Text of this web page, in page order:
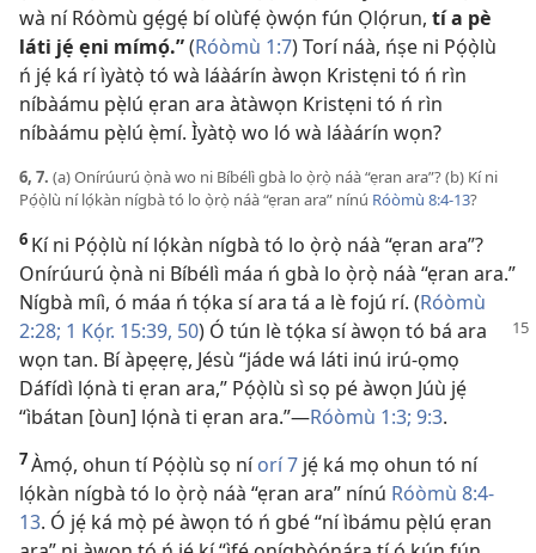
wà ní Róòmù gẹ́gẹ́ bí olùfẹ́ ọ̀wọ́n fún Ọlọ́run, tí a pè
láti jẹ́ ẹni mímọ́.”(Róòmù 1:7) Torí náà, ńṣe ni Pọ́ọ̀lù
ń jẹ́ ká rí ìyàtọ̀ tó wà láàárín àwọn Kristẹni tó ń rìn
níbàámu pẹ̀lú ẹran ara àtàwọn Kristẹni tó ń rìn
níbàámu pẹ̀lú ẹ̀mí. Ìyàtọ̀ wo ló wà láàárín wọn?
6, 7. (a) Onírúurú ọ̀nà wo ni Bíbélì gbà lo ọ̀rọ̀ náà “ẹran ara”? (b) Kí ni
Pọ́ọ̀lù ní lọ́kàn nígbà tó lo ọ̀rọ̀ náà “ẹran ara” nínú Róòmù 8:4-13?
6 Kí ni Pọ́ọ̀lù ní lọ́kàn nígbà tó lo ọ̀rọ̀ náà “ẹran ara”?
Onírúurú ọ̀nà ni Bíbélì máa ń gbà lo ọ̀rọ̀ náà “ẹran ara.”
Nígbà míì, ó máa ń tọ́ka sí ara tá a lè fojú rí. (Róòmù
2:28; 1 Kọ́r. 15:39, 50) Ó tún lè tọ́ka sí àwọn tó bá ara
wọn tan. Bí àpẹẹrẹ, Jésù “jáde wá láti inú irú-ọmọ
Dáfídì lọ́nà ti ẹran ara,” Pọ́ọ̀lù sì sọ pé àwọn Júù jẹ́
“ìbátan [òun] lọ́nà ti ẹran ara.”​—Róòmù 1:3; 9:3.
7Àmọ́, ohun tí Pọ́ọ̀lù sọ níorí 7 jẹ́ ká mọ ohun tó ní
lọ́kàn nígbà tó lo ọ̀rọ̀ náà “ẹran ara” nínú Róòmù 8:4-
13. Ó jẹ́ ká mọ̀ pé àwọn tó ń gbé “ní ìbámu pẹ̀lú ẹran